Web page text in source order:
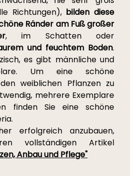
Richtungen), bilden diese
Ränder am Fuß großer
, im Schatten oder
und feuchtem Boden.
es gibt männliche und
Um eine schöne
weiblichen Pflanzen zu
mehrere Exemplare
finden Sie eine schöne
erfolgreich anzubauen,
vollständigen Artikel
Anbau und Pflege"